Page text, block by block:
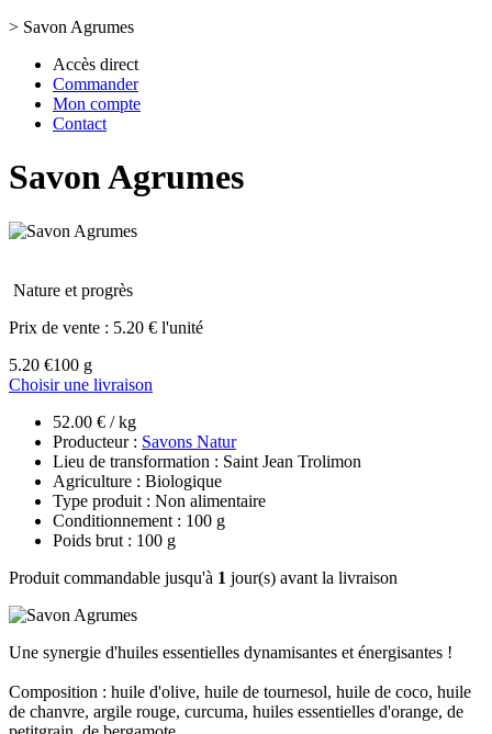
> Savon Agrumes
Accès direct
Commander
Mon compte
Contact
Savon Agrumes
Nature et progrès
Prix de vente : 5.20 € l'unité
5.20 €100 g
Choisir une livraison
52.00 € / kg
Producteur : Savons Natur
Lieu de transformation : Saint Jean Trolimon
Agriculture : Biologique
Type produit : Non alimentaire
Conditionnement : 100 g
Poids brut : 100 g
Produit commandable jusqu'à 1 jour(s) avant la livraison
Une synergie d'huiles essentielles dynamisantes et énergisantes !
Composition : huile d'olive, huile de tournesol, huile de coco, huile
de chanvre, argile rouge, curcuma, huiles essentielles d'orange, de